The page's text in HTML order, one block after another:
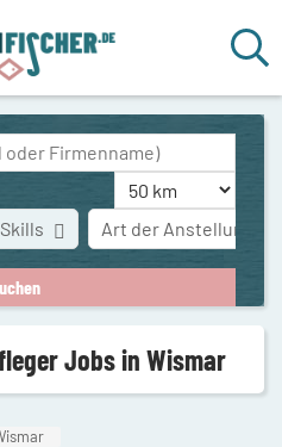
Art der Anstellung
Jobs in Wismar